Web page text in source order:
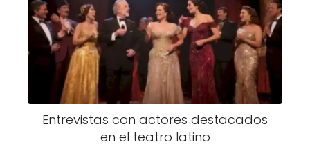
Entrevistas con actores destacados
en el teatro latino